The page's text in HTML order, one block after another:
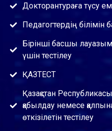
Докторантураға түсу
Педагогтердің білімін
Бірінші басшы
үшін тестілеу
ҚАЗТЕСТ
Қазақстан
қабылдау немесе
өткізілетін тестілеу